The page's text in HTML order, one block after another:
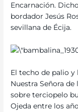
Encarnación.
bordador Jesús
sevillana de Écija.
El techo de palio y
Nuestra Señora
sobre terciopelo
Ojeda entre los